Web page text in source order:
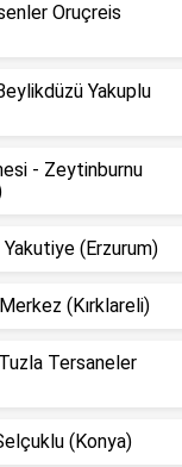
Oruçreis
Yakuplu
- Zeytinburnu
(Erzurum)
(Kırklareli)
Tersaneler
(Konya)